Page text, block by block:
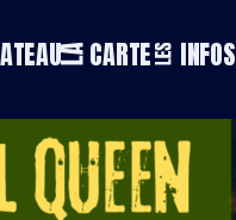
CARTE INFOS